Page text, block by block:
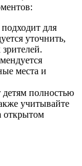
для
уточнить,
места и
полностью
учитывайте
открытом